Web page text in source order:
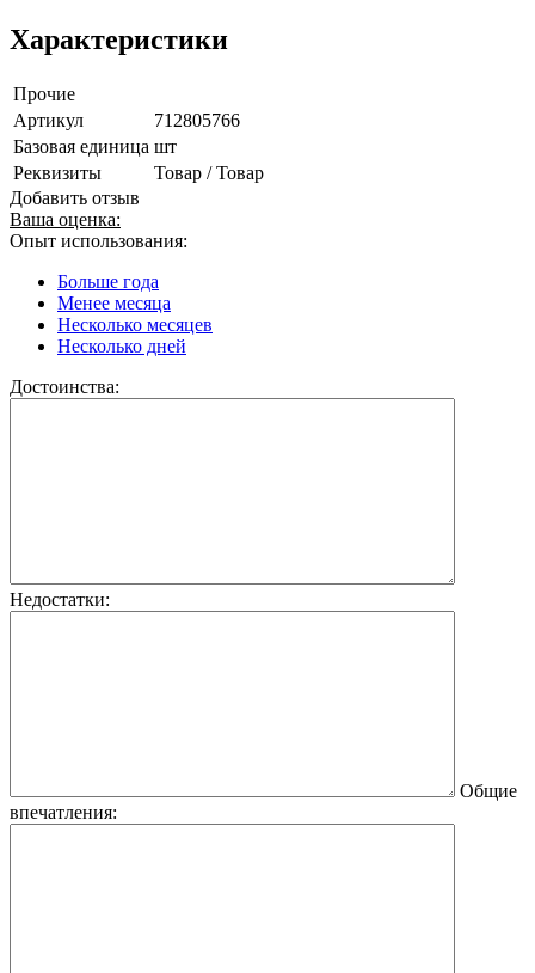
Характеристики
Прочие
Артикул
712805766
Базовая единица шт
Реквизиты
Товар / Товар
Добавить отзыв
Ваша оценка:
Опыт использования:
Больше года
Менее месяца
Несколько месяцев
Несколько дней
Достоинства:
Недостатки:
Общие
впечатления: